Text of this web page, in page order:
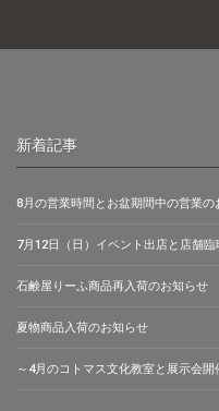
新着記事
8月の営業時間とお盆期間中の営業の
7月12日（日）イベント出店と店舗
石鹸屋りーふ商品再入荷のお知らせ
夏物商品入荷のお知らせ
～4月のコトマス文化教室と展示会開